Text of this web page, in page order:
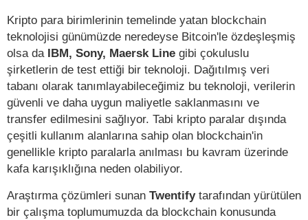
Kripto para birimlerinin temelinde yatan blockchain
teknolojisi günümüzde neredeyse Bitcoin'le özdeşleşmiş
olsa da IBM, Sony, Maersk Line gibi çokuluslu
şirketlerin de test ettiği bir teknoloji. Dağıtılmış veri
tabanı olarak tanımlayabileceğimiz bu teknoloji, verilerin
güvenli ve daha uygun maliyetle saklanmasını ve
transfer edilmesini sağlıyor. Tabi kripto paralar dışında
çeşitli kullanım alanlarına sahip olan blockchain'in
genellikle kripto paralarla anılması bu kavram üzerinde
kafa karışıklığına neden olabiliyor.
Araştırma çözümleri sunan Twentify tarafından yürütülen
bir çalışma toplumumuzda da blockchain konusunda